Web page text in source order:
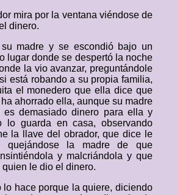
mira por la ventana viéndose de
dinero.
su madre y se escondió bajo un
lugar donde se despertó la noche
la vio avanzar, preguntándole
está robando a su propia familia,
el monedero que ella dice que
ahorrado ella, aunque su madre
es demasiado dinero para ella y
lo guarda en casa, observando
la llave del obrador, que dice le
quejándose la madre de que
y malcriándola y que
le dio el dinero.
lo hace porque la quiere, diciendo